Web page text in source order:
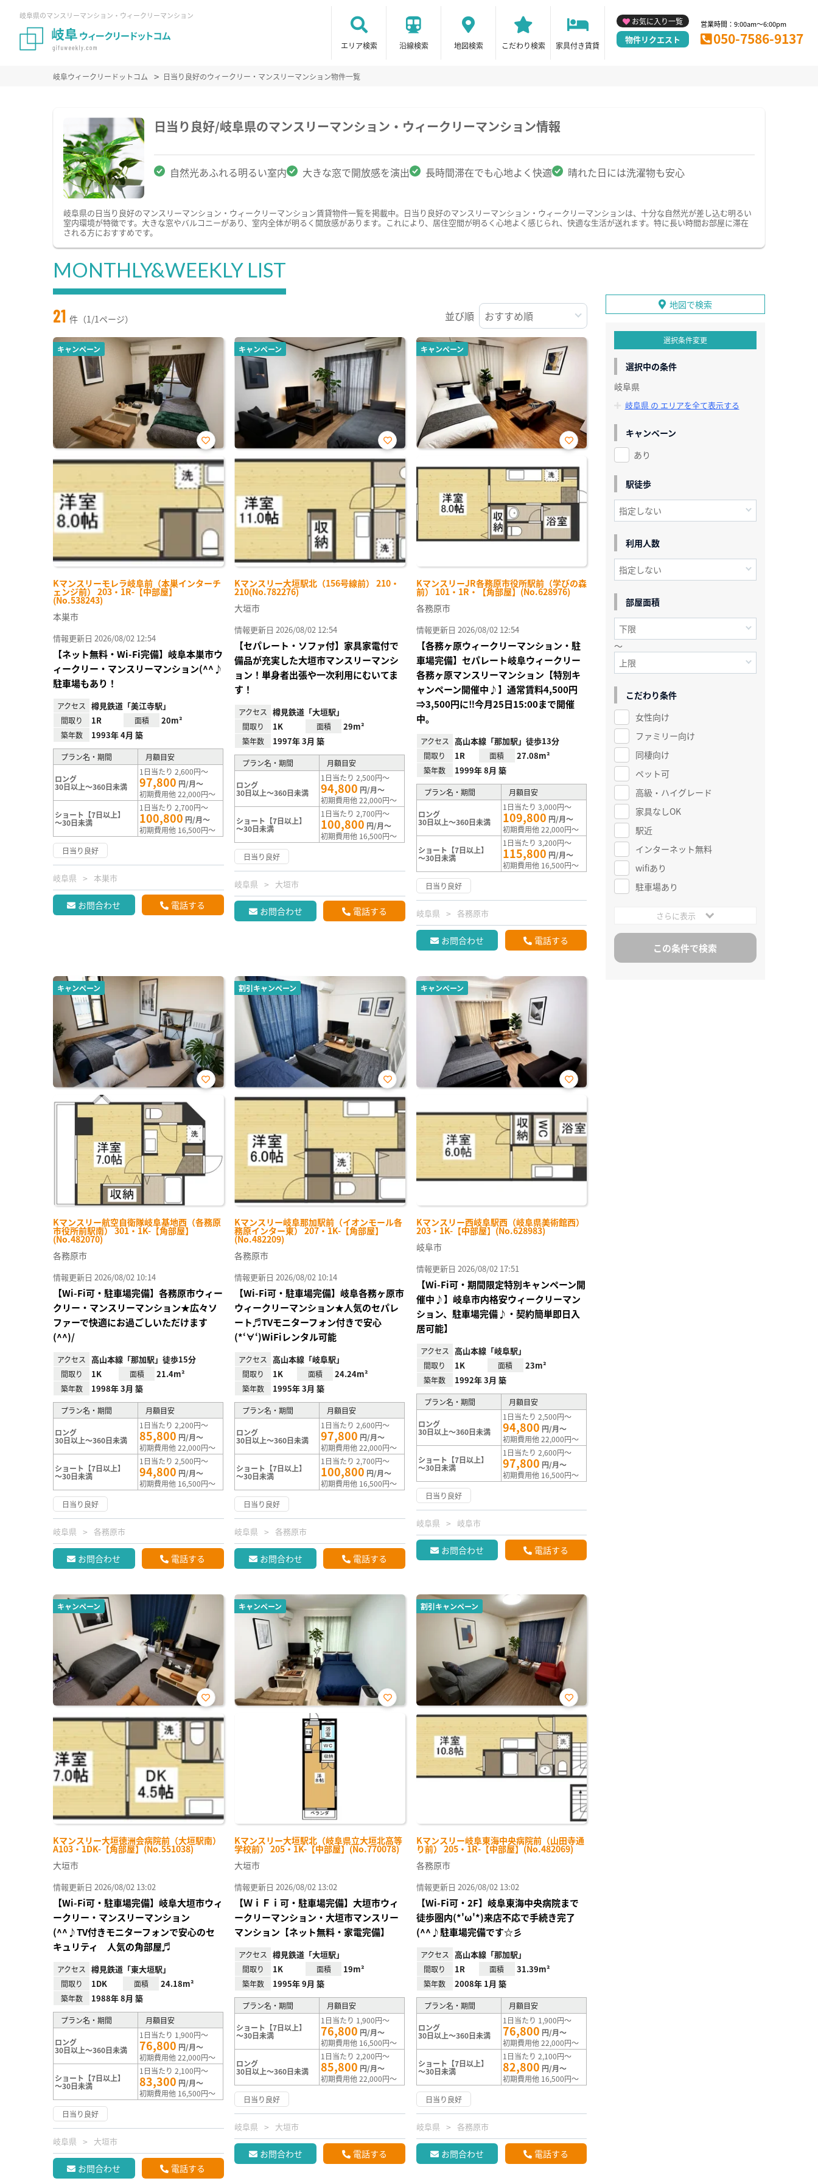
岐阜県のマンスリーマンション・ウィークリーマンション
エリア検索 沿線検索 地図検索 こだわり検索 家具付き賃貸
お気に入り一覧
物件リクエスト
営業時間：9:00am～6:00pm
050-7586-9137
岐阜ウィークリードットコム 日当り良好のウィークリー・マンスリーマンション物件一覧
日当り良好/岐阜県のマンスリーマンション・ウィークリーマンション情報
自然光あふれる明るい室内 大きな窓で開放感を演出 長時間滞在でも心地よく快適 晴れた日には洗濯物も安心
岐阜県の日当り良好のマンスリーマンション・ウィークリーマンション賃貸物件一覧を掲載中。日当り良好のマンスリーマンション・ウィークリーマンションは、十分な自然光が差し込む明るい
室内環境が特徴です。大きな窓やバルコニーがあり、室内全体が明るく開放感があります。これにより、居住空間が明るく心地よく感じられ、快適な生活が送れます。特に長い時間お部屋に滞在
される方におすすめです。
MONTHLY&WEEKLY LIST
21 件（1/1ページ） 並び順
キャンペーン
Kマンスリーモレラ岐阜前（本巣インターチ
ェンジ前） 203・1R-【中部屋】
(No.538243)
お気
に入
り登
録
本巣市
情報更新日 2026/08/02 12:54
【ネット無料・Wi-Fi完備】岐阜本巣市ウ
ィークリー・マンスリーマンション(^^♪
駐車場もあり！
アクセス 樽見鉄道「美江寺駅」
間取り 1R 面積 20m²
築年数 1993年 4月 築
プラン名・期間 月額目安
ロング
30日以上～360日未満
1日当たり 2,600円～
97,800 円/月～
初期費用他 22,000円～
ショート【7日以上】
～30日未満
1日当たり 2,700円～
100,800 円/月～
初期費用他 16,500円～
日当り良好
岐阜県 本巣市
お問合わせ 電話する
キャンペーン
Kマンスリー大垣駅北（156号線前） 210・
210(No.782276)
お気
に入
録
大垣市
情報更新日 2026/08/02 12:54
【セパレート・ソファ付】家具家電付で
備品が充実した大垣市マンスリーマンシ
ョン！単身者出張や一次利用にむいてま
す！
アクセス 樽見鉄道「大垣駅」
間取り 1K 面積 29m²
築年数 1997年 3月 築
プラン名・期間 月額目安
ロング
30日以上～360日未満
1日当たり 2,500円～
94,800 円/月～
初期費用他 22,000円～
ショート【7日以上】
～30日未満
1日当たり 2,700円～
100,800 円/月～
初期費用他 16,500円～
日当り良好
岐阜県 大垣市
お問合わせ 電話する
キャンペーン
KマンスリーJR各務原市役所駅前（学びの森
前） 101・1R・【角部屋】(No.628976)
お気
に入
り登
録
各務原市
情報更新日 2026/08/02 12:54
【各務ヶ原ウィークリーマンション・駐
車場完備】セパレート岐阜ウィークリー
各務ヶ原マンスリーマンション【特別キ
ャンペーン開催中♪】通常賃料4,500円
⇒3,500円に‼今月25日15:00まで開催
中。
アクセス 高山本線「那加駅」徒歩13分
間取り 1R 面積 27.08m²
築年数 1999年 8月 築
プラン名・期間 月額目安
ロング
30日以上～360日未満
1日当たり 3,000円～
109,800 円/月～
初期費用他 22,000円～
ショート【7日以上】
～30日未満
1日当たり 3,200円～
115,800 円/月～
初期費用他 16,500円～
日当り良好
岐阜県 各務原市
お問合わせ 電話する
キャンペーン
Kマンスリー航空自衛隊岐阜基地西（各務原
市役所前駅南） 301・1K-【角部屋】
(No.482070)
お気
り登
録
各務原市
情報更新日 2026/08/02 10:14
【Wi-Fi可・駐車場完備】各務原市ウィー
クリー・マンスリーマンション★広々ソ
ファーで快適にお過ごしいただけます
(^^)/
アクセス 高山本線「那加駅」徒歩15分
間取り 1K 面積 21.4m²
築年数 1998年 3月 築
プラン名・期間 月額目安
ロング
30日以上～360日未満
1日当たり 2,200円～
85,800 円/月～
初期費用他 22,000円～
ショート【7日以上】
～30日未満
1日当たり 2,500円～
94,800 円/月～
初期費用他 16,500円～
日当り良好
岐阜県 各務原市
お問合わせ 電話する
割引キャンペーン
Kマンスリー岐阜那加駅前（イオンモール各
務原インター東） 207・1K-【角部屋】
(No.482209)
お気
に入
り登
録
各務原市
情報更新日 2026/08/02 10:14
【Wi-Fi可・駐車場完備】岐阜各務ヶ原市
ウィークリーマンション★人気のセパレ
ート♬TVモニターフォン付きで安心
(*‘∀‘)WiFiレンタル可能
アクセス 高山本線「岐阜駅」
間取り 1K 面積 24.24m²
築年数 1995年 3月 築
プラン名・期間 月額目安
ロング
30日以上～360日未満
1日当たり 2,600円～
97,800 円/月～
初期費用他 22,000円～
ショート【7日以上】
～30日未満
1日当たり 2,700円～
100,800 円/月～
初期費用他 16,500円～
日当り良好
岐阜県 各務原市
お問合わせ 電話する
キャンペーン
Kマンスリー西岐阜駅西（岐阜県美術館西）
203・1K-【中部屋】(No.628983)
お気
り登
録
岐阜市
情報更新日 2026/08/02 17:51
【Wi-Fi可・期間限定特別キャンペーン開
催中♪】岐阜市内格安ウィークリーマン
ション、駐車場完備♪・契約簡単即日入
居可能】
アクセス 高山本線「岐阜駅」
間取り 1K 面積 23m²
築年数 1992年 3月 築
プラン名・期間 月額目安
ロング
30日以上～360日未満
1日当たり 2,500円～
94,800 円/月～
初期費用他 22,000円～
ショート【7日以上】
～30日未満
1日当たり 2,600円～
97,800 円/月～
初期費用他 16,500円～
日当り良好
岐阜県 岐阜市
お問合わせ 電話する
キャンペーン
Kマンスリー大垣徳洲会病院前（大垣駅南）
A103・1DK-【角部屋】(No.551038)
お気
に入
り登
録
大垣市
情報更新日 2026/08/02 13:02
【Wi-Fi可・駐車場完備】岐阜大垣市ウィ
ークリー・マンスリーマンション
(^^♪TV付きモニターフォンで安心のセ
キュリティ 人気の角部屋♬
アクセス 樽見鉄道「東大垣駅」
間取り 1DK 面積 24.18m²
築年数 1988年 8月 築
プラン名・期間 月額目安
ロング
30日以上～360日未満
1日当たり 1,900円～
76,800 円/月～
初期費用他 22,000円～
ショート【7日以上】
～30日未満
1日当たり 2,100円～
83,300 円/月～
初期費用他 16,500円～
日当り良好
岐阜県 大垣市
お問合わせ 電話する
キャンペーン
Kマンスリー大垣駅北（岐阜県立大垣北高等
学校前） 205・1K-【中部屋】(No.770078)
お気
大垣市
情報更新日 2026/08/02 13:02
【ＷｉＦｉ可・駐車場完備】大垣市ウィ
ークリーマンション・大垣市マンスリー
マンション【ネット無料・家電完備】
アクセス 樽見鉄道「大垣駅」
間取り 1K 面積 19m²
築年数 1995年 9月 築
プラン名・期間 月額目安
ショート【7日以上】
～30日未満
1日当たり 1,900円～
76,800 円/月～
初期費用他 16,500円～
ロング
30日以上～360日未満
1日当たり 2,200円～
85,800 円/月～
初期費用他 22,000円～
日当り良好
岐阜県 大垣市
お問合わせ 電話する
割引キャンペーン
Kマンスリー岐阜東海中央病院前（山田寺通
り前） 205・1R-【中部屋】(No.482069)
お気
に入
り登
録
各務原市
情報更新日 2026/08/02 13:02
【Wi-Fi可・2F】岐阜東海中央病院まで
徒歩圏内(*'ω'*)来店不応で手続き完了
(^^♪駐車場完備です☆彡
アクセス 高山本線「那加駅」
間取り 1R 面積 31.39m²
築年数 2008年 1月 築
プラン名・期間 月額目安
ロング
30日以上～360日未満
1日当たり 1,900円～
76,800 円/月～
初期費用他 22,000円～
ショート【7日以上】
～30日未満
1日当たり 2,100円～
82,800 円/月～
初期費用他 16,500円～
日当り良好
岐阜県 各務原市
お問合わせ 電話する
地図で検索
選択条件変更
選択中の条件
岐阜県
岐阜県 の エリアを全て表示する
キャンペーン
あり
駅徒歩
利用人数
部屋面積
～
こだわり条件
女性向け
ファミリー向け
同棲向け
ペット可
高級・ハイグレード
家具なしOK
駅近
インターネット無料
wifiあり
駐車場あり
さらに表示